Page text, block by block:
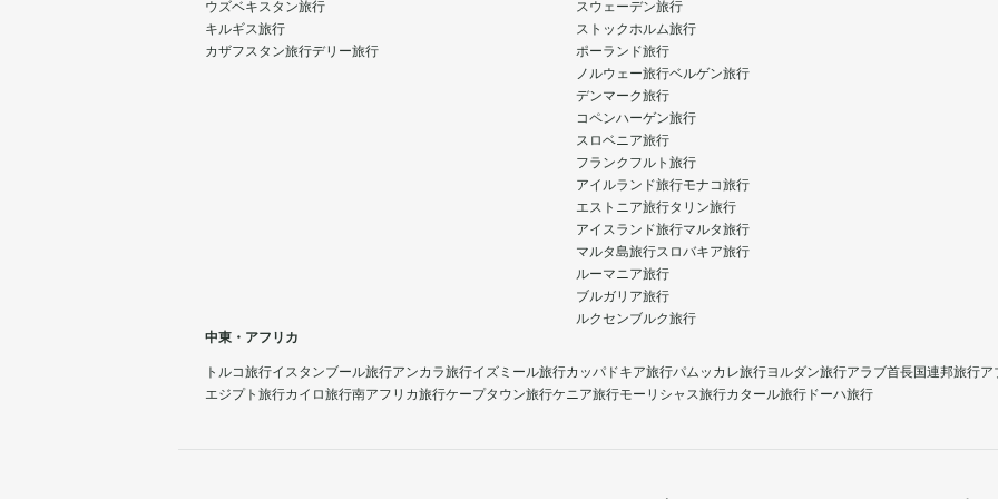
ウズベキスタン旅行
キルギス旅行
カザフスタン旅行デリー旅行
スウェーデン旅行
ストックホルム旅行
ポーランド旅行
ノルウェー旅行ベルゲン旅行
デンマーク旅行
コペンハーゲン旅行
スロベニア旅行
フランクフルト旅行
アイルランド旅行モナコ旅行
エストニア旅行タリン旅行
アイスランド旅行マルタ旅行
マルタ島旅行スロバキア旅行
ルーマニア旅行
ブルガリア旅行
ルクセンブルク旅行
中東・アフリカ
トルコ旅行イスタンブール旅行アンカラ旅行イズミール旅行カッパドキア旅行パムッカレ旅行ヨルダン旅行アラブ首長国連邦旅行ア
エジプト旅行カイロ旅行南アフリカ旅行ケープタウン旅行ケニア旅行モーリシャス旅行カタール旅行 ドーハ旅行